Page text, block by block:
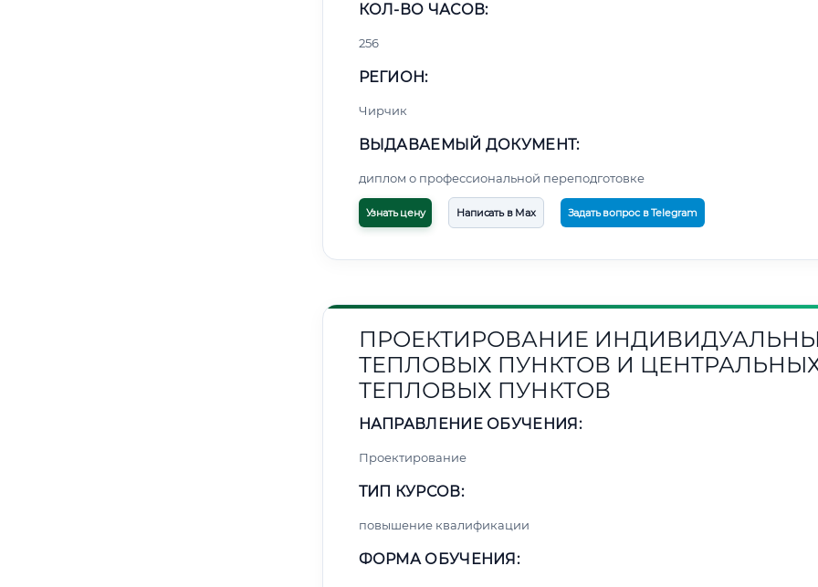
КОЛ-ВО ЧАСОВ:
256
РЕГИОН:
Чирчик
ВЫДАВАЕМЫЙ ДОКУМЕНТ:
диплом о профессиональной переподготовке
Узнать цену Написать в Max Задать вопрос в Telegram
ПРОЕКТИРОВАНИЕ
ТЕПЛОВЫХ ПУНКТОВ И
ТЕПЛОВЫХ ПУНКТОВ
НАПРАВЛЕНИЕ ОБУЧЕНИЯ:
Проектирование
ТИП КУРСОВ:
повышение квалификации
ФОРМА ОБУЧЕНИЯ: